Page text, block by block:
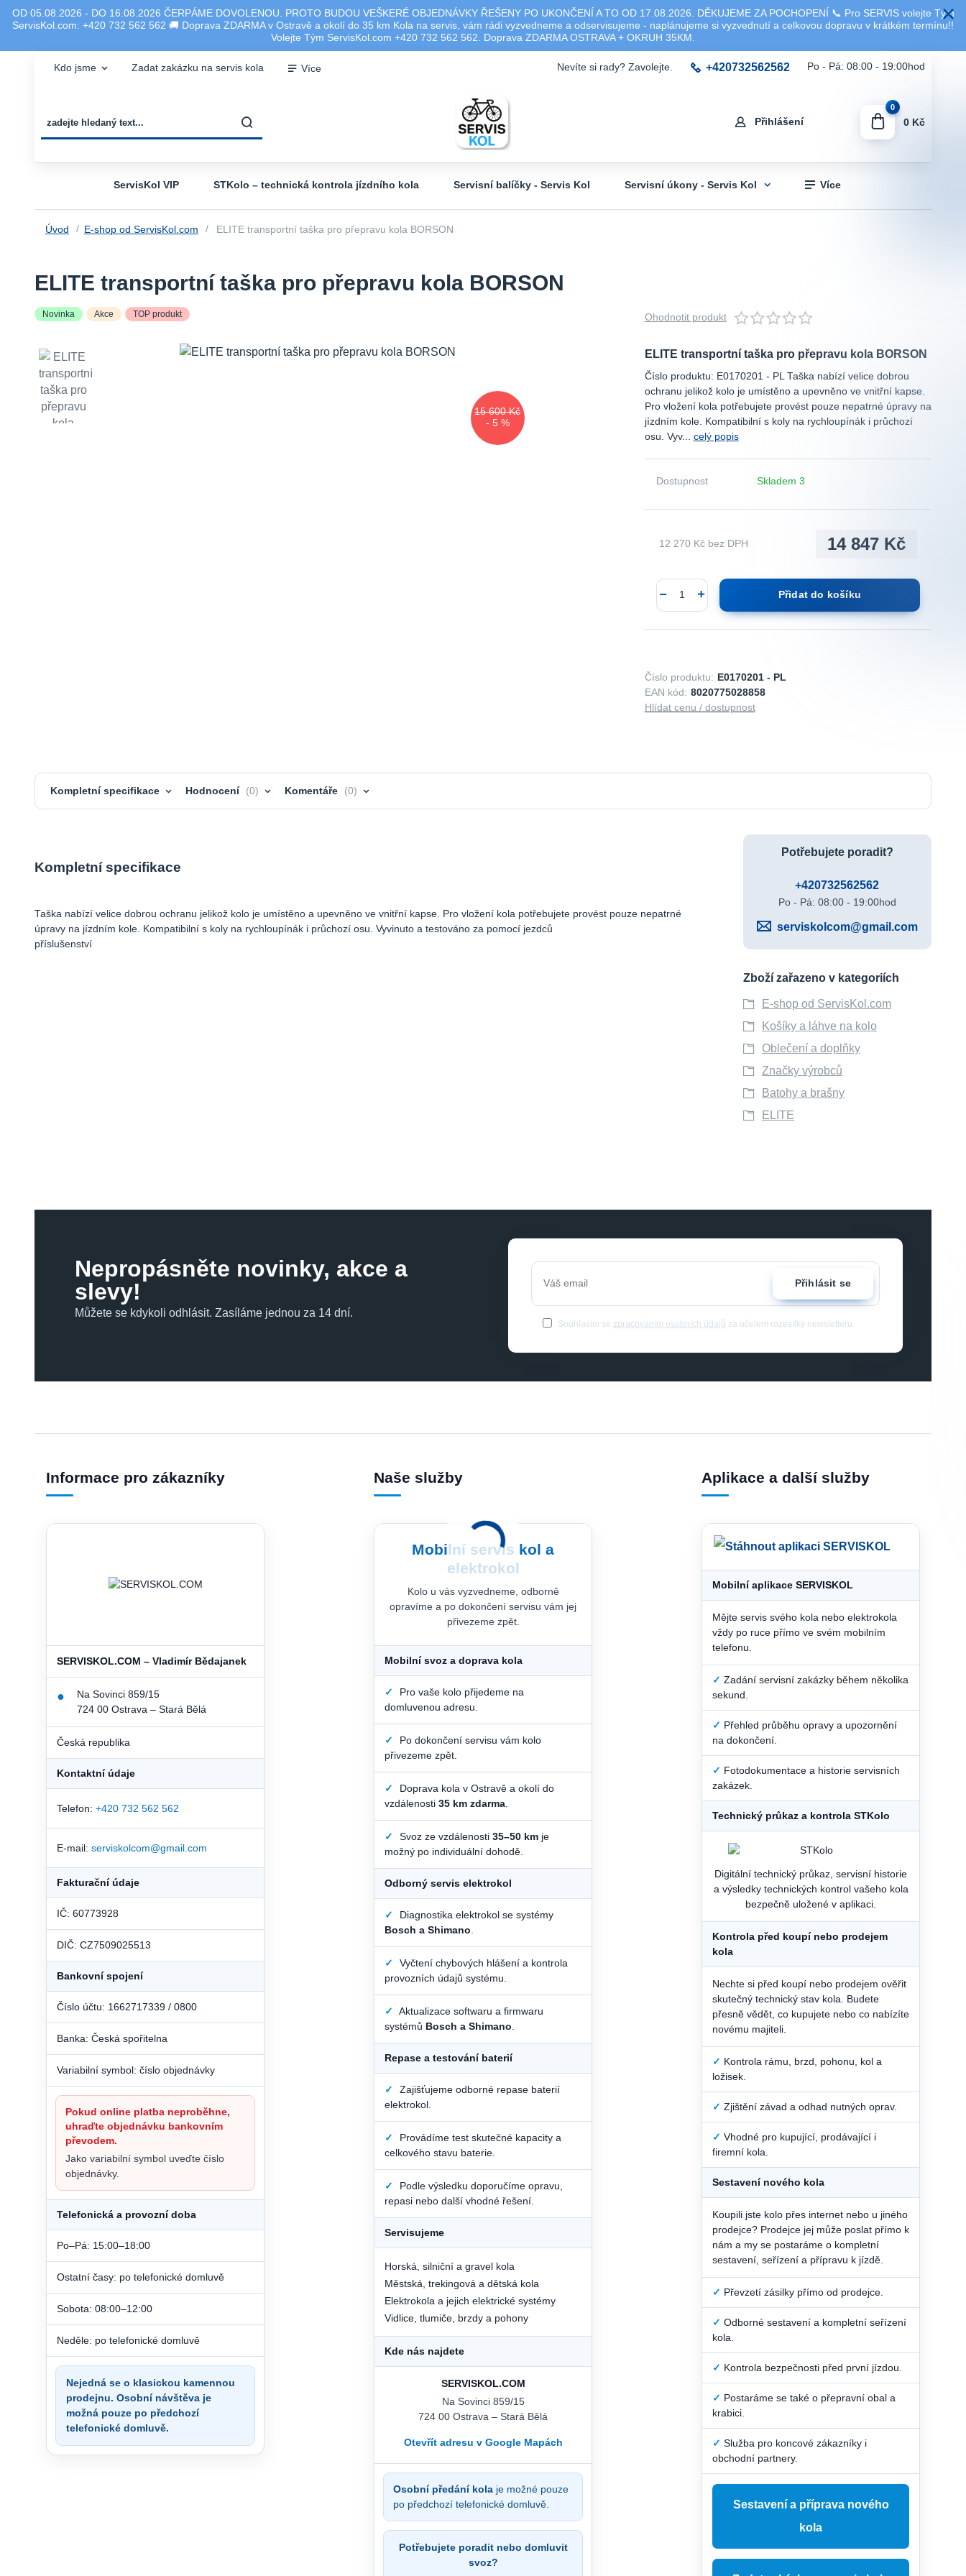
OD 05.08.2026 - DO 16.08.2026 ČERPÁME DOVOLENOU. PROTO BUDOU VEŠKERÉ OBJEDNÁVKY ŘEŠENY PO UKONČENÍ A TO OD 17.08.2026. DĚKUJEME ZA POCHOPENÍ 📞 Pro SERVIS volejte Tým
ServisKol.com: +420 732 562 562 🚚 Doprava ZDARMA v Ostravě a okolí do 35 km Kola na servis, vám rádi vyzvedneme a odservisujeme - naplánujeme si vyzvednutí a celkovou dopravu v krátkém termínu!!
Volejte Tým ServisKol.com +420 732 562 562. Doprava ZDARMA OSTRAVA + OKRUH 35KM.
Kdo jsme Zadat zakázku na servis kola Více
Přihlášení
Nevíte si rady? Zavolejte. +420732562562 Po - Pá: 08:00 - 19:00hod
0
0 Kč
ServisKol VIP STKolo – technická kontrola jízdního kola Servisní balíčky - Servis Kol Servisní úkony - Servis Kol Více
Úvod E-shop od ServisKol.com ELITE transportní taška pro přepravu kola BORSON
ELITE transportní taška pro přepravu kola BORSON
Novinka Akce TOP produkt
15 600 Kč
- 5 %
Ohodnotit produkt
ELITE transportní taška pro přepravu kola BORSON
Číslo produktu: E0170201 - PL Taška nabízí velice dobrou
ochranu jelikož kolo je umístěno a upevněno ve vnitřní kapse.
Pro vložení kola potřebujete provést pouze nepatrné úpravy na
jízdním kole. Kompatibilní s koly na rychloupínák i průchozí
osu. Vyv... celý popis
Dostupnost Skladem 3
14 847 Kč
12 270 Kč bez DPH
Přidat do košíku
Číslo produktu: E0170201 - PL
EAN kód: 8020775028858
Hlídat cenu / dostupnost
Kompletní specifikace Hodnocení 0 Komentáře 0
Kompletní specifikace
Taška nabízí velice dobrou ochranu jelikož kolo je umístěno a upevněno ve vnitřní kapse. Pro vložení kola potřebujete provést pouze nepatrné
úpravy na jízdním kole. Kompatibilní s koly na rychloupínák i průchozí osu. Vyvinuto a testováno za pomocí jezdců
příslušenství
Potřebujete poradit?
+420732562562
Po - Pá: 08:00 - 19:00hod
serviskolcom@gmail.com
Zboží zařazeno v kategoriích
E-shop od ServisKol.com
Košíky a láhve na kolo
Oblečení a doplňky
Značky výrobců
Batohy a brašny
ELITE
Nepropásněte novinky, akce a
slevy!
Můžete se kdykoli odhlásit. Zasíláme jednou za 14 dní.
Přihlásit se
Souhlasím se zpracováním osobních údajů za účelem rozesílky newsletteru.
Informace pro zákazníky
SERVISKOL.COM – Vladimír Bědajanek
●
Na Sovinci 859/15
724 00 Ostrava – Stará Bělá
Česká republika
Kontaktní údaje
Telefon: +420 732 562 562
E-mail: serviskolcom@gmail.com
Fakturační údaje
IČ: 60773928
DIČ: CZ7509025513
Bankovní spojení
Číslo účtu: 1662717339 / 0800
Banka: Česká spořitelna
Variabilní symbol: číslo objednávky
Pokud online platba neproběhne,
uhraďte objednávku bankovním
převodem.
Jako variabilní symbol uveďte číslo
objednávky.
Telefonická a provozní doba
Po–Pá: 15:00–18:00
Ostatní časy: po telefonické domluvě
Sobota: 08:00–12:00
Neděle: po telefonické domluvě
Nejedná se o klasickou kamennou
prodejnu. Osobní návštěva je
možná pouze po předchozí
telefonické domluvě.
Naše služby
Mobilní servis kol a
elektrokol
Kolo u vás vyzvedneme, odborně
opravíme a po dokončení servisu vám jej
přivezeme zpět.
Mobilní svoz a doprava kola
✓
Pro vaše kolo přijedeme na
domluvenou adresu.
✓
Po dokončení servisu vám kolo
přivezeme zpět.
✓
Doprava kola v Ostravě a okolí do
vzdálenosti 35 km zdarma.
✓ Svoz ze vzdálenosti 35–50 km je
možný po individuální dohodě.
Odborný servis elektrokol
✓
Diagnostika elektrokol se systémy
Bosch a Shimano.
✓
Vyčtení chybových hlášení a kontrola
provozních údajů systému.
✓
Aktualizace softwaru a firmwaru
systémů Bosch a Shimano.
Repase a testování baterií
✓
Zajišťujeme odborné repase baterií
elektrokol.
✓
Provádíme test skutečné kapacity a
celkového stavu baterie.
✓
Podle výsledku doporučíme opravu,
repasi nebo další vhodné řešení.
Servisujeme
Horská, silniční a gravel kola
Městská, trekingová a dětská kola
Elektrokola a jejich elektrické systémy
Vidlice, tlumiče, brzdy a pohony
Kde nás najdete
SERVISKOL.COM
Na Sovinci 859/15
724 00 Ostrava – Stará Bělá
Otevřít adresu v Google Mapách
Osobní předání kola je možné pouze
po předchozí telefonické domluvě.
Potřebujete poradit nebo domluvit
svoz?
Aplikace a další služby
Mobilní aplikace SERVISKOL
Mějte servis svého kola nebo elektrokola
vždy po ruce přímo ve svém mobilním
telefonu.
✓ Zadání servisní zakázky během několika
sekund.
✓ Přehled průběhu opravy a upozornění
na dokončení.
✓ Fotodokumentace a historie servisních
zakázek.
Technický průkaz a kontrola STKolo
Digitální technický průkaz, servisní historie
a výsledky technických kontrol vašeho kola
bezpečně uložené v aplikaci.
Kontrola před koupí nebo prodejem
kola
Nechte si před koupí nebo prodejem ověřit
skutečný technický stav kola. Budete
přesně vědět, co kupujete nebo co nabízíte
novému majiteli.
✓ Kontrola rámu, brzd, pohonu, kol a
ložisek.
✓ Zjištění závad a odhad nutných oprav.
✓ Vhodné pro kupující, prodávající i
firemní kola.
Sestavení nového kola
Koupili jste kolo přes internet nebo u jiného
prodejce? Prodejce jej může poslat přímo k
nám a my se postaráme o kompletní
sestavení, seřízení a přípravu k jízdě.
✓ Převzetí zásilky přímo od prodejce.
✓ Odborné sestavení a kompletní seřízení
kola.
✓ Kontrola bezpečnosti před první jízdou.
✓ Postaráme se také o přepravní obal a
krabici.
✓ Služba pro koncové zákazníky i
obchodní partnery.
Sestavení a příprava nového
kola